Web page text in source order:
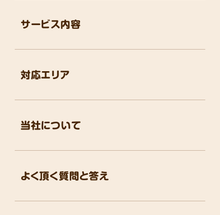
よく頂く質問と答え
サービス内容
対応エリア
当社について